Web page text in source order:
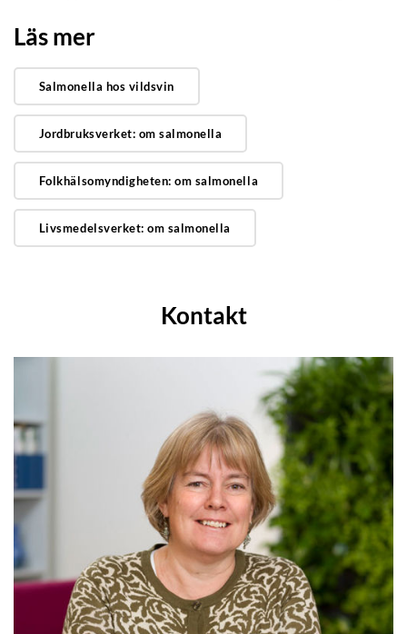
Läs mer
Salmonella hos vildsvin
Jordbruksverket: om salmonella
Folkhälsomyndigheten: om salmonella
Livsmedelsverket: om salmonella
Kontakt